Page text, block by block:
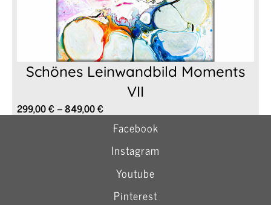
Schönes Leinwandbild Moments
VII
299,00€–849,00€
299,00 €
bis
849,00 €
Facebook
Instagram
Youtube
Pinterest